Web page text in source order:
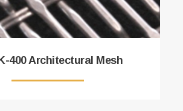
400 Architectural Mesh